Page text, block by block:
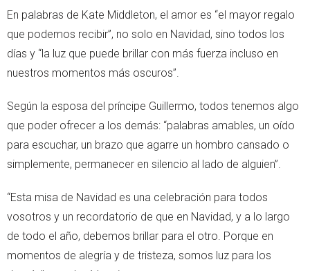
En palabras de Kate Middleton, el amor es “el mayor regalo
que podemos recibir”, no solo en Navidad, sino todos los
días y “la luz que puede brillar con más fuerza incluso en
nuestros momentos más oscuros”.
Según la esposa del príncipe Guillermo, todos tenemos algo
que poder ofrecer a los demás: “palabras amables, un oído
para escuchar, un brazo que agarre un hombro cansado o
simplemente, permanecer en silencio al lado de alguien”.
“Esta misa de Navidad es una celebración para todos
vosotros y un recordatorio de que en Navidad, y a lo largo
de todo el año, debemos brillar para el otro. Porque en
momentos de alegría y de tristeza, somos luz para los